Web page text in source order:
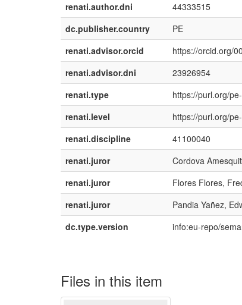
renati.author.dni
44333515
dc.publisher.country
PE
renati.advisor.orcid
https://orcid.org/
renati.advisor.dni
23926954
renati.type
https://purl.org/
renati.level
https://purl.org/
renati.discipline
41100040
renati.juror
Cordova
renati.juror
Flores Flores,
renati.juror
Pandia Yañez,
dc.type.version
info:eu-repo/
Files in this item